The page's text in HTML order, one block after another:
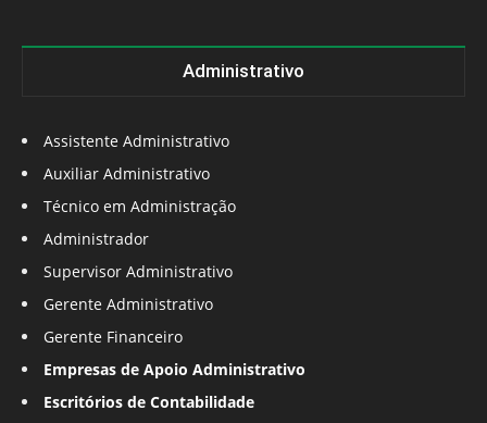
Administrativo
Assistente Administrativo
Auxiliar Administrativo
Técnico em Administração
Administrador
Supervisor Administrativo
Gerente Administrativo
Gerente Financeiro
Empresas de Apoio Administrativo
Escritórios de Contabilidade